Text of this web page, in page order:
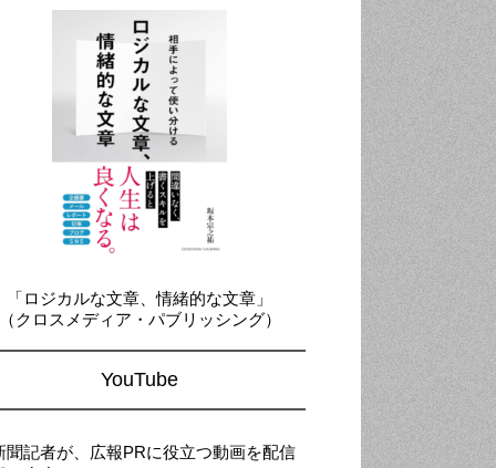
「ロジカルな文章、情緒的な文章」
クロスメディア・パブリッシング）
YouTube
聞記者が、広報PRに役立つ動画を配信